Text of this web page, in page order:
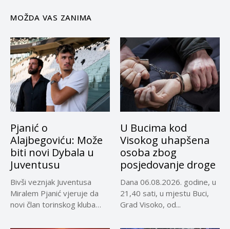
MOŽDA VAS ZANIMA
Pjanić o
Alajbegoviću: Može
biti novi Dybala u
Juventusu
Bivši veznjak Juventusa
Miralem Pjanić vjeruje da
novi član torinskog kluba
U Bucima kod
Visokog uhapšena
osoba zbog
posjedovanje droge
Dana 06.08.2026. godine, u
21,40 sati, u mjestu Buci,
Grad Visoko, od...